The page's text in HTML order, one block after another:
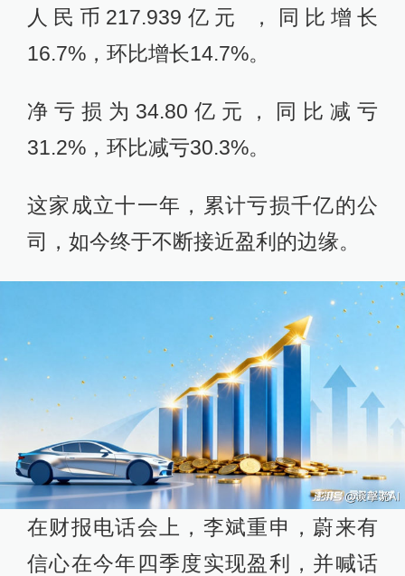
人民币217.939亿元 ，同比增长
16.7%，环比增长14.7%。
净亏损为34.80亿元，同比减亏
31.2%，环比减亏30.3%。
这家成立十一年，累计亏损千亿的公
司，如今终于不断接近盈利的边缘。
在财报电话会上，李斌重申，蔚来有
信心在今年四季度实现盈利，并喊话